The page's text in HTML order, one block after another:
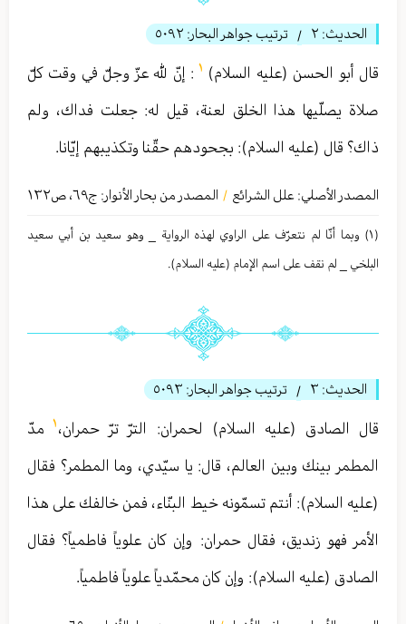
الحديث: ٢ / ترتيب جواهر البحار: ٥٠٩٢
قال أبو الحسن (عليه السلام)
: إنّ لله عزّ وجلّ في وقت كلّ
صلاة يصلّيها هذا الخلق لعنة، قيل له: جعلت فداك، ولم
ذاك؟ قال (عليه السلام): بجحودهم حقّنا وتكذيبهم إيّانا.
المصدر الأصلي: علل الشرائع / المصدر من بحار الأنوار: ج٦٩، ص١٣٢
(١) وبما أنّا لم نتعرّف علی الراوي لهذه الروایة _ وهو سعید بن أبي سعید
البلخي _ لم نقف علی اسم الإمام (عليه السلام).
الحديث: ٣ / ترتيب جواهر البحار: ٥٠٩٣
قال الصادق (عليه السلام) لحمران: الترّ ترّ حمران،١ مدّ
المطمر بينك وبين العالم، قال: يا سيّدي، وما المطمر؟ فقال
(عليه السلام): أنتم تسمّونه خيط البنّاء، فمن خالفك على هذا
الأمر فهو زنديق، فقال حمران: وإن كان علوياً فاطمياً؟ فقال
الصادق (عليه السلام): وإن كان محمّدياً علوياً فاطمياً.